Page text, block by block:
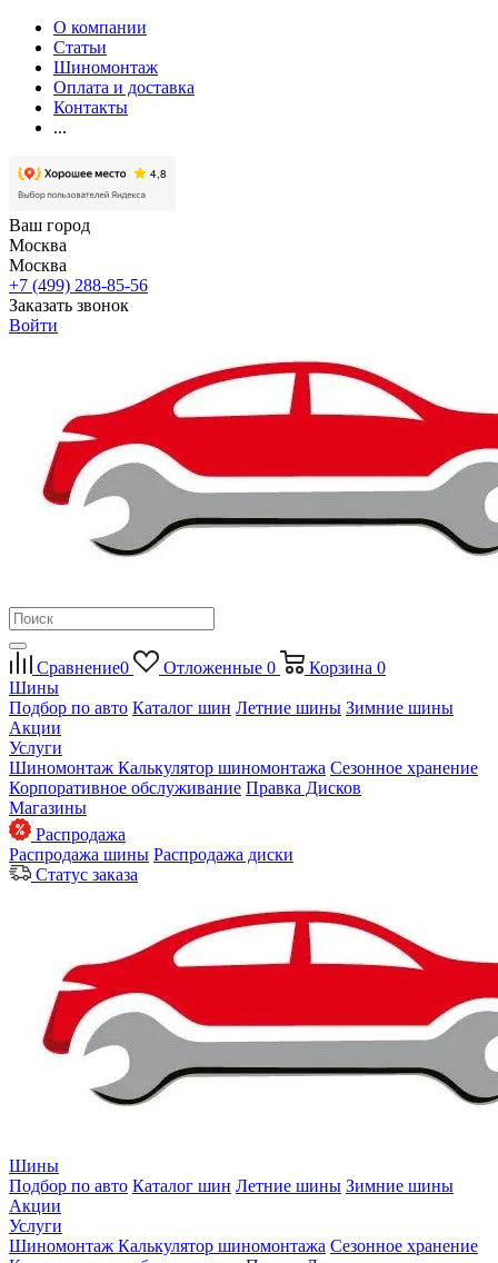
О компании
Статьи
Шиномонтаж
Оплата и доставка
Контакты
...
Ваш город
Москва
Москва
+7 (499) 288-85-56
Заказать звонок
Войти
Сравнение0 Отложенные 0 Корзина 0
Шины
Подбор по авто Каталог шин Летние шины Зимние шины
Акции
Услуги
Шиномонтаж Калькулятор шиномонтажа Сезонное хранение
Корпоративное обслуживание Правка Дисков
Магазины
Распродажа
Распродажа шины Распродажа диски
Статус заказа
Шины
Подбор по авто Каталог шин Летние шины Зимние шины
Акции
Услуги
Шиномонтаж Калькулятор шиномонтажа Сезонное хранение